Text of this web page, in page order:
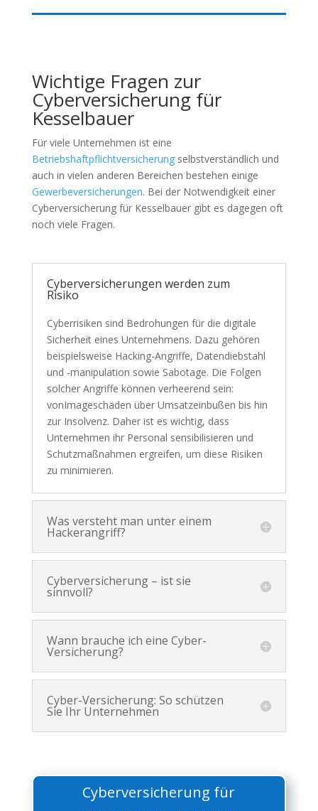
Wichtige Fragen zur
Cyberversicherung für
Kesselbauer
Für viele Unternehmen ist eine
Betriebshaftpflichtversicherungselbstverständlich und
auch in vielen anderen Bereichen bestehen einige
Gewerbeversicherungen. Bei der Notwendigkeit einer
Cyberversicherung für Kesselbauer gibt es dagegen oft
noch viele Fragen.
Cyberversicherungen werden zum
Risiko
Cyberrisiken sind Bedrohungen für die digitale
Sicherheit eines Unternehmens. Dazu gehören
beispielsweise Hacking-Angriffe, Datendiebstahl
und -manipulation sowie Sabotage. Die Folgen
solcher Angriffe können verheerend sein:
vonImageschäden über Umsatzeinbußen bis hin
zur Insolvenz. Daher ist es wichtig, dass
Unternehmen ihr Personal sensibilisieren und
Schutzmaßnahmen ergreifen, um diese Risiken
zu minimieren.
Was versteht man unter einem
Hackerangriff?
Cyberversicherung – ist sie
sinnvoll?
Wann brauche ich eine Cyber-
Versicherung?
Cyber-Versicherung: So schützen
Sie Ihr Unternehmen
Cyberversicherung für